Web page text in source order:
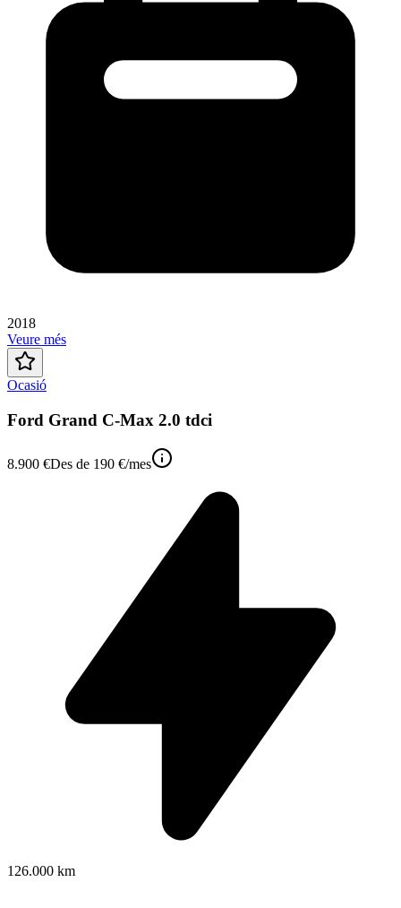
2018
Veure més
Ocasió
Ford Grand C-Max 2.0 tdci
8.900 €Des de 190 €/mes
126.000 km